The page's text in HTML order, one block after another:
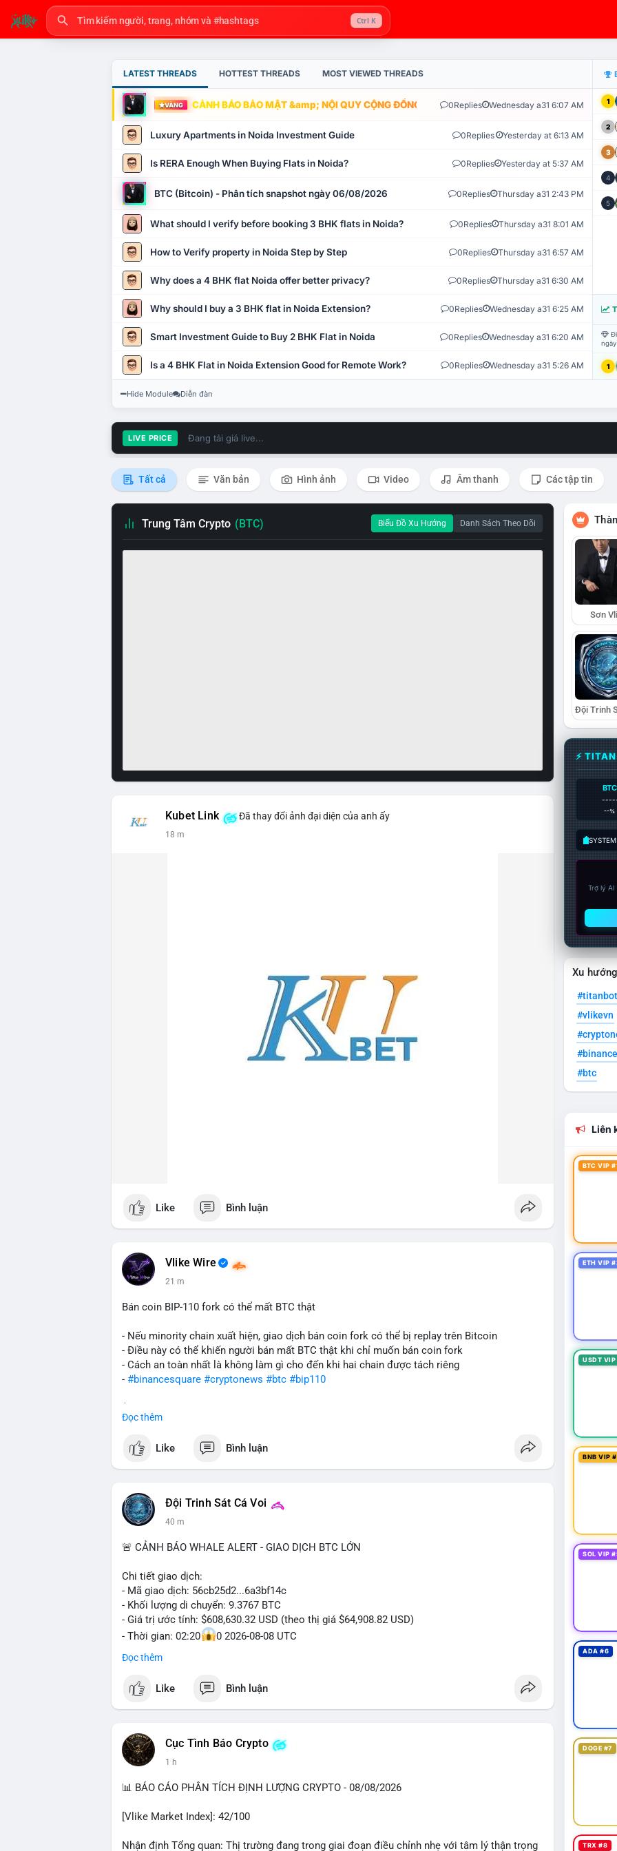
Ctrl K
LATEST THREADS HOTTEST THREADS MOST VIEWED THREADS
VÀNG CẢNH BÁO BẢO MẬT &amp; NỘI QUY CỘNG ĐỒNG VLIKE.VN: HỆ THỐNG GIÁM SÁT TỰ
0Replies Wednesday a31 6:07 AM
Luxury Apartments in Noida Investment Guide 0Replies Yesterday at 6:13 AM
Is RERA Enough When Buying Flats in Noida? 0Replies Yesterday at 5:37 AM
BTC (Bitcoin) - Phân tích snapshot ngày 06/08/2026 0Replies Thursday a31 2:43 PM
What should I verify before booking 3 BHK flats in Noida? 0Replies Thursday a31 8:01 AM
How to Verify property in Noida Step by Step 0Replies Thursday a31 6:57 AM
Why does a 4 BHK flat Noida offer better privacy? 0Replies Thursday a31 6:30 AM
Why should I buy a 3 BHK flat in Noida Extension? 0Replies Wednesday a31 6:25 AM
Smart Investment Guide to Buy 2 BHK Flat in Noida 0Replies Wednesday a31 6:20 AM
Is a 4 BHK Flat in Noida Extension Good for Remote Work? 0Replies Wednesday a31 5:26 AM
1
2
3
4
5
1
Hide Module Diễn đàn
LIVE PRICE Đang tải giá live...
Tất cả Văn bản Hình ảnh Video Âm thanh Các tập tin
Trung Tâm Crypto (BTC) Biểu Đồ Xu Hướng Danh Sách Theo Dõi
Kubet Link Đã thay đổi ảnh đại diện của anh ấy
18 m
Like Bình luận
Vlike Wire
21 m
Bán coin BIP-110 fork có thể mất BTC thật
- Nếu minority chain xuất hiện, giao dịch bán coin fork có thể bị replay trên Bitcoin
- Điều này có thể khiến người bán mất BTC thật khi chỉ muốn bán coin fork
- Cách an toàn nhất là không làm gì cho đến khi hai chain được tách riêng
- #binancesquare #cryptonews #btc #bip110
📰 Nguồn: CoinDesk
Đọc thêm
Like Bình luận
Đội Trinh Sát Cá Voi
40 m
🚨 CẢNH BÁO WHALE ALERT - GIAO DỊCH BTC LỚN
Chi tiết giao dịch:
- Mã giao dịch: 56cb25d2...6a3bf14c
- Khối lượng di chuyển: 9.3767 BTC
- Giá trị ước tính: $608,630.32 USD (theo thị giá $64,908.82 USD)
- Thời gian: 02:20
0 2026-08-08 UTC
Nhận định phân tích:
Giao dịch gần 610 nghìn USD được thực hiện trong khung giờ sáng sớm, thời điểm thanh
khoản mỏng, cho thấy chủ ví ưu tiên sự riêng tư hơn là tốc độ khớp lệnh. Với khối lượng
trung bình lớn này, khả năng cao là cá voi đang tái phân bổ tài sản giữa các ví nóng hoặc
này đổ vào sàn giao dịch tập trung trong các khối tiếp theo, áp lực bán sẽ gia tăng đáng kể,
tác động tiêu cực đến tâm lý nhà đầu cơ ngắn hạn.
Lời khuyên:
Nhà đầu tư nhỏ lẻ nên theo dõi điểm đến của 9.3767 BTC này trong 24 giờ tới. Nếu dòng
tiền dừng ở ví lạnh, đây là tín hiệu tích cực cho xu hướng tăng. Ngược lại, nếu chuyển vào
sàn, cần thận trọng với nhịp điều chỉnh.
Đọc thêm
Like Bình luận
Cục Tình Báo Crypto
1 h
📊 BÁO CÁO PHÂN TÍCH ĐỊNH LƯỢNG CRYPTO - 08/08/2026
[Vlike Market Index]: 42/100
Nhận định Tổng quan: Thị trường đang trong giai đoạn điều chỉnh nhẹ với tâm lý thận trọng
Sơn
⚡
BTC
--%
Trợ lý
Xu
#titanbot
#vlikevn
#btc
Liên
BTC VIP
ETH VIP
USDT
BNB VIP
SOL VIP
ADA #6
DOGE #7
TRX #8